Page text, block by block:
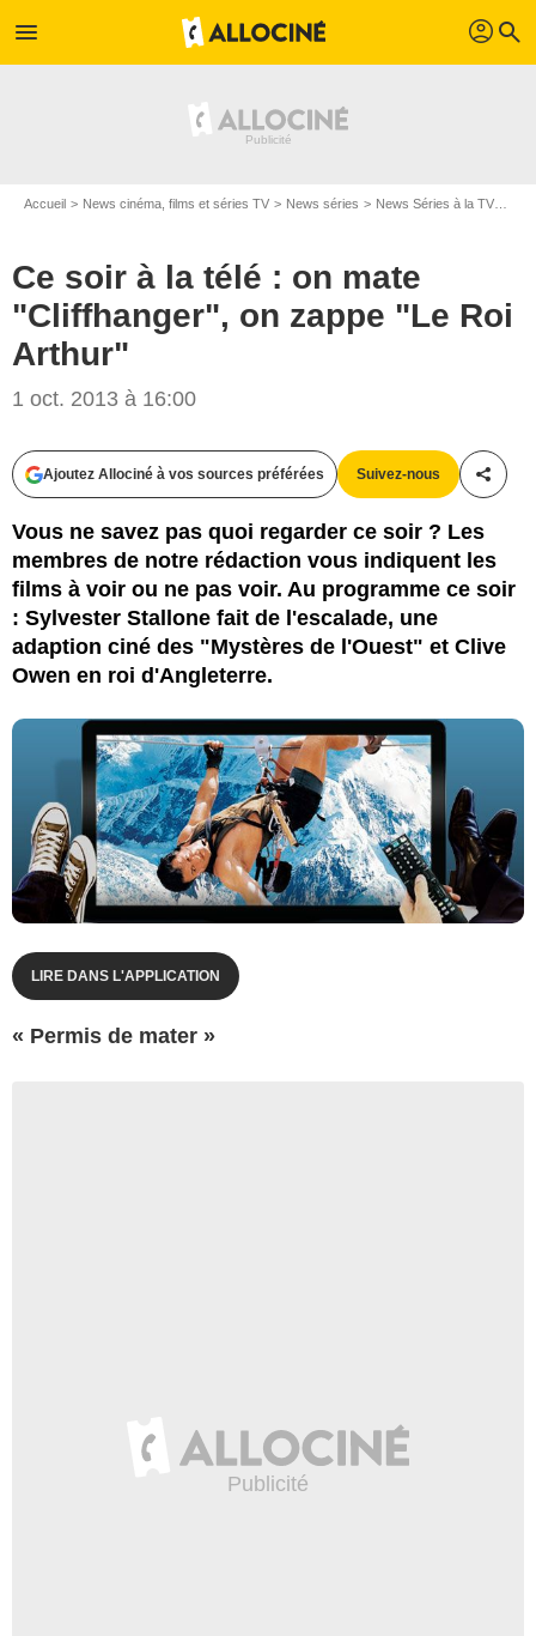
menu profil search
Accueil News cinéma, films et séries TV News séries News Séries à la TV
Ce soir à la télé : on mate
"Cliffhanger", on zappe "Le Roi
Arthur"
1 oct. 2013 à 16:00
Ajoutez Allociné à vos sources préférées Suivez-nous
Vous ne savez pas quoi regarder ce soir ? Les
membres de notre rédaction vous indiquent les
films à voir ou ne pas voir. Au programme ce soir
: Sylvester Stallone fait de l'escalade, une
adaption ciné des "Mystères de l'Ouest" et Clive
Owen en roi d'Angleterre.
LIRE DANS L'APPLICATION
« Permis de mater »